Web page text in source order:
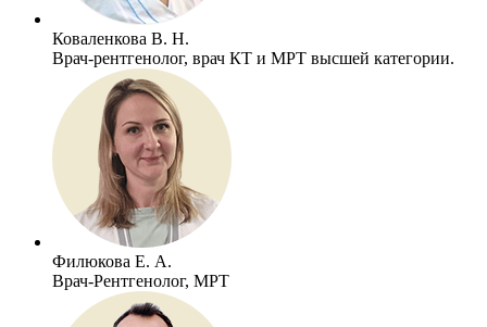
Коваленкова В. Н.
Врач-рентгенолог, врач КТ и МРТ высшей категории.
Филюкова Е. А.
Врач-Рентгенолог, МРТ